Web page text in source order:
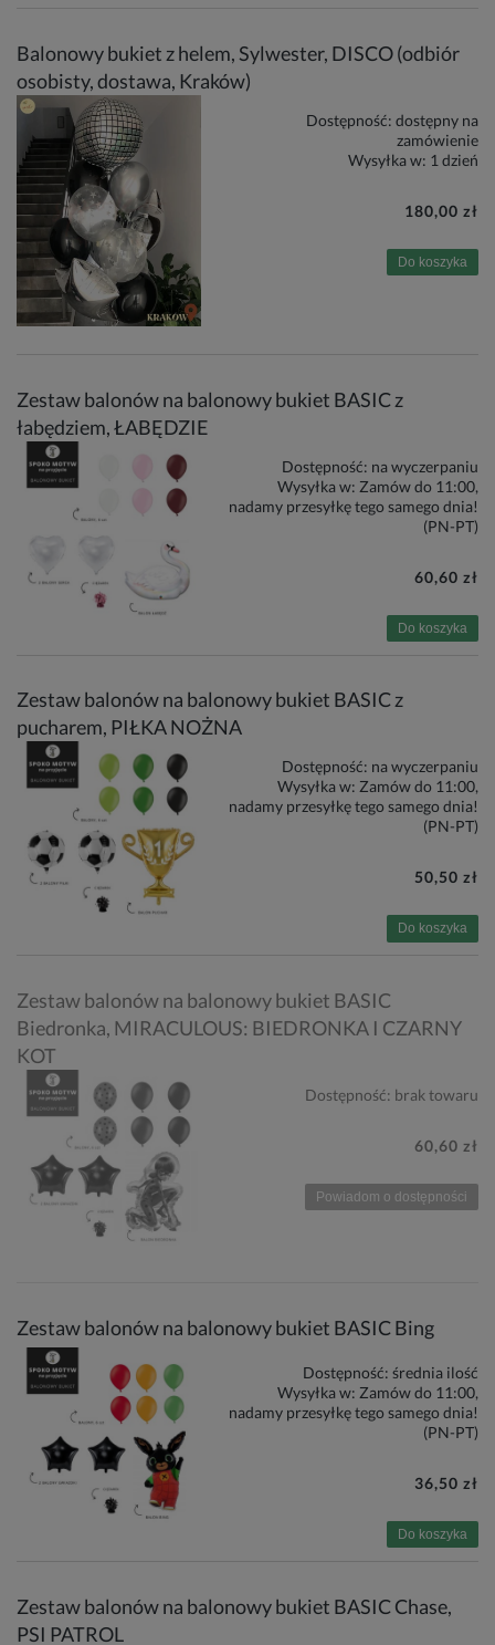
Balonowy bukiet z helem, Sylwester, DISCO (odbiór
osobisty, dostawa, Kraków)
Dostępność: dostępny na
zamówienie
Wysyłka w: 1 dzień
180,00 zł
Do koszyka
Zestaw balonów na balonowy bukiet BASIC z
łabędziem, ŁABĘDZIE
Dostępność: na wyczerpaniu
Wysyłka w: Zamów do 11:00,
nadamy przesyłkę tego samego dnia!
(PN-PT)
60,60 zł
Do koszyka
Zestaw balonów na balonowy bukiet BASIC z
pucharem, PIŁKA NOŻNA
Dostępność: na wyczerpaniu
Wysyłka w: Zamów do 11:00,
nadamy przesyłkę tego samego dnia!
(PN-PT)
50,50 zł
Do koszyka
Zestaw balonów na balonowy bukiet BASIC
Biedronka, MIRACULOUS: BIEDRONKA I CZARNY
KOT
Dostępność: brak towaru
60,60 zł
Powiadom o dostępności
Zestaw balonów na balonowy bukiet BASIC Bing
Dostępność: średnia ilość
Wysyłka w: Zamów do 11:00,
nadamy przesyłkę tego samego dnia!
(PN-PT)
36,50 zł
Do koszyka
Zestaw balonów na balonowy bukiet BASIC Chase,
PSI PATROL